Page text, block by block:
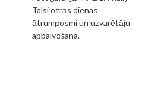
Talsi otrās dienas
ātrumposmi un uzvarētāju
apbalvošana.